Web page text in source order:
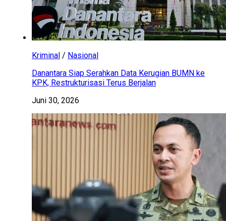
Kriminal / Nasional
Danantara Siap Serahkan Data Kerugian BUMN ke
KPK, Restrukturisasi Terus Berjalan
Juni 30, 2026